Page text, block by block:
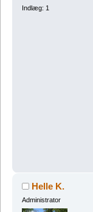
Indlæg: 1
Helle K.
Administrator